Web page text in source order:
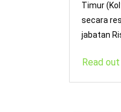
Timur
secara
jabatan
Read